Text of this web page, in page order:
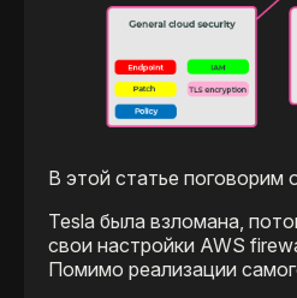
В этой статье поговорим
Tesla была взломана,
свои настройки AWS
Помимо реализации